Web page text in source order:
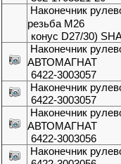
Наконечник
резьба М26
конус D27/30)
Наконечник
АВТОМАГНАТ
6422-3003057
Наконечник
6422-3003057
Наконечник
АВТОМАГНАТ
6422-3003056
Наконечник